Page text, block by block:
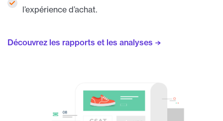
l’expérience d’achat.
Découvrez les rapports et les analyses